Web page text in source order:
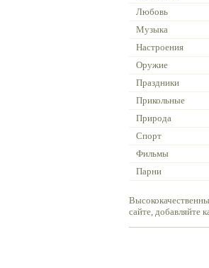
Любовь
Музыка
Настроения
Оружие
Праздники
Прикольные
Природа
Спорт
Фильмы
Парни
сайте, добавляйте